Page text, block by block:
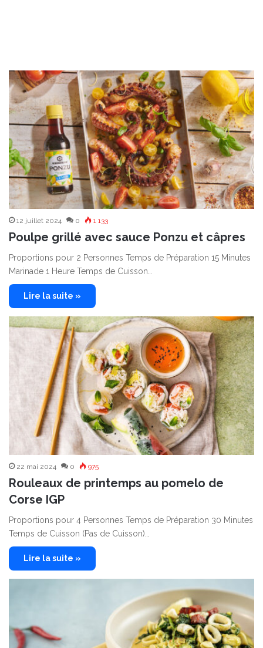
12 juillet 2024 0 1 133
Poulpe grillé avec sauce Ponzu et câpres
Proportions pour 2 Personnes Temps de Préparation 15 Minutes
Marinade 1 Heure Temps de Cuisson…
Lire la suite »
22 mai 2024 0 975
Rouleaux de printemps au pomelo de
Corse IGP
Proportions pour 4 Personnes Temps de Préparation 30 Minutes
Temps de Cuisson (Pas de Cuisson)…
Lire la suite »